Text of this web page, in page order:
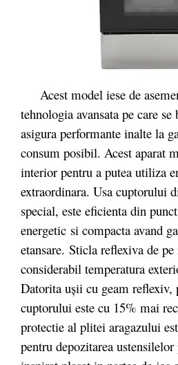
Acest model iese de
tehnologia avansata pe care se
asigura performante inalte la
consum posibil. Acest aparat
interior pentru a putea utiliza
extraordinara. Usa cuptorului
special, este eficienta din
energetic si compacta avand
etansare. Sticla reflexiva de
considerabil temperatura
Datorita uşii cu geam reflexiv,
cuptorului este cu 15% mai
protectie al plitei aragazului
pentru depozitarea